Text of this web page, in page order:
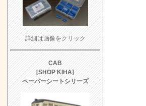
詳細は画像をクリック
CAB
[SHOP KIHA]
ペーパーシートシリーズ